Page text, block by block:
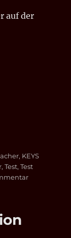
auf der
, KEYS
,Test,Test
zu